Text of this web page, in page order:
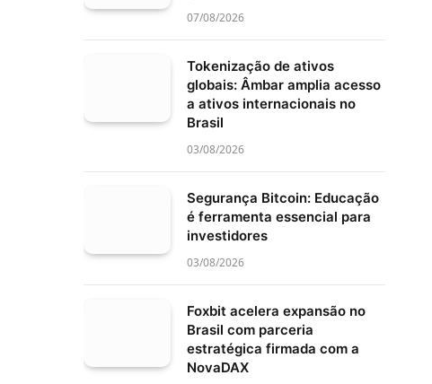
07/08/2026
Tokenização de ativos
globais: Âmbar amplia acesso
a ativos internacionais no
Brasil
03/08/2026
Segurança Bitcoin: Educação
é ferramenta essencial para
investidores
03/08/2026
Foxbit acelera expansão no
Brasil com parceria
estratégica firmada com a
NovaDAX